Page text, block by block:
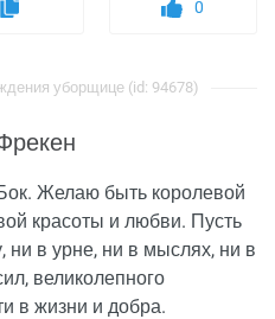
0
уборщице (id: 94678)
Желаю быть королевой
красоты и любви. Пусть
ни в урне, ни в мыслях, ни в
великолепного
в жизни и добра.